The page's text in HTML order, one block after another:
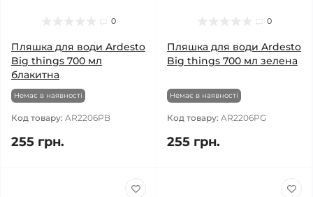
0
Пляшка для води Ardesto
Big things 700 мл
блакитна
Немає в наявності
Код товару: AR2206PB
255 грн.
0
Пляшка для води Ardesto
Big things 700 мл зелена
Немає в наявності
Код товару: AR2206PG
255 грн.